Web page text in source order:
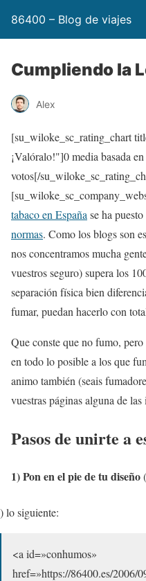
86400 – Blog de viajes
Cumpliendo la
Alex
[su_wiloke_sc_rating_chart
¡Valóralo!"]0media basada en
votos[/
tabaco en España se ha
normas. Como los blogs son
nos concentramos mucha
vuestros seguro) supera los
separación física bien
fumar, puedan hacerlo con
Que conste que no fumo,
en todo lo posible a los que
animo también (seais
vuestras páginas alguna de
Pasos de unirte a
1) Pon en el pie de tu diseño
) lo siguiente:
<a id=»conhumos»
href=»https://86400.es/2006/